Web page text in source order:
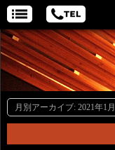
月別アーカイブ: 2021年1月